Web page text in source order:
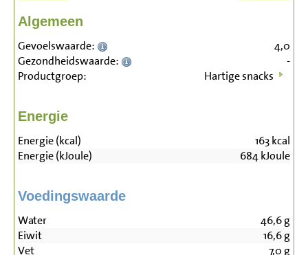
Algemeen
Gevoelswaarde:
4,0
Gezondheidswaarde:
-
Productgroep:
Hartige snacks
Energie
Energie (kcal) 163kcal
Energie (kJoule)
684kJoule
Voedingswaarde
Water 46,6g
Eiwit
16,6g
Vet
7,0 g